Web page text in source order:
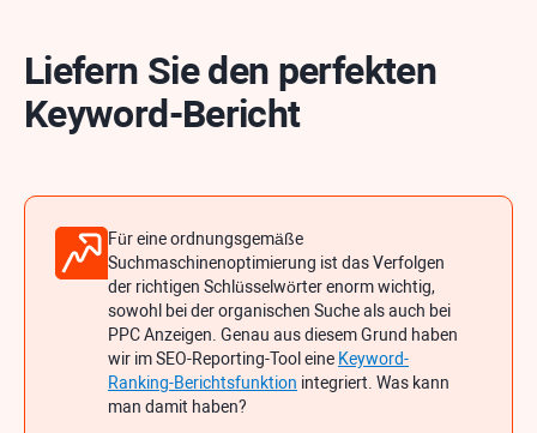
Liefern Sie den perfekten
Keyword-Bericht
Für eine ordnungsgemäße
Suchmaschinenoptimierung ist das Verfolgen
der richtigen Schlüsselwörter enorm wichtig,
sowohl bei der organischen Suche als auch bei
PPCAnzeigen. Genau aus diesem Grund haben
wir im SEO-Reporting-Tool eine Keyword-
Ranking-Berichtsfunktion integriert. Was kann
man damit haben?